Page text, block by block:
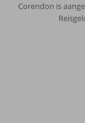
Corendon is